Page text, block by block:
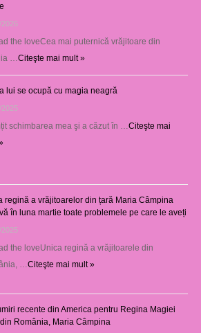
2026
the loveCea mai puternică vrăjitoare din
…Citeşte mai mult »
lui se ocupă cu magia neagră
schimbarea mea şi a căzut în …Citeşte mai
regină a vrăjitoarelor din țară Maria Câmpina
în luna martie toate problemele pe care le aveți
2025
the loveUnica regină a vrăjitoarele din
…Citeşte mai mult »
recente din America pentru Regina Magiei
România, Maria Câmpina